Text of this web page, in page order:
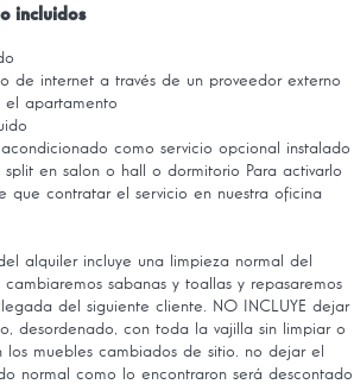
incluidos
de internet a través de un proveedor externo
el apartamento
como servicio opcional instalado
en salon o hall o dormitorio Para activarlo
que contratar el servicio en nuestra oficina
alquiler incluye una limpieza normal del
sabanas y toallas y repasaremos
del siguiente cliente. NO INCLUYE dejar
desordenado, con toda la vajilla sin limpiar o
muebles cambiados de sitio. no dejar el
normal como lo encontraron será descontado